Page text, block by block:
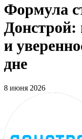
Формула
Донстрой:
и
дне
8 июня 2026